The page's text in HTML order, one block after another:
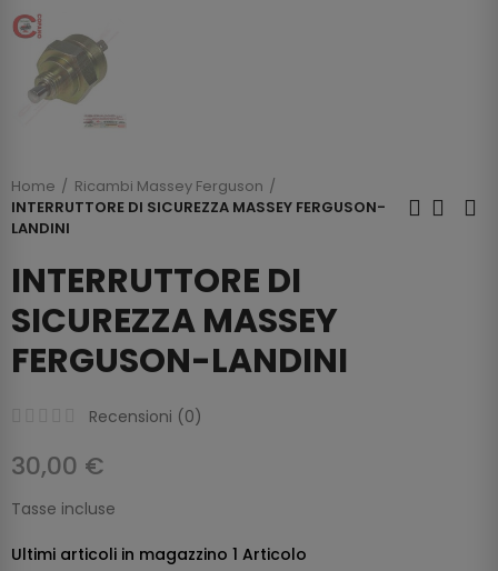
Home
Ricambi Massey Ferguson
INTERRUTTORE DI SICUREZZA MASSEY FERGUSON-
LANDINI
INTERRUTTORE DI
SICUREZZA MASSEY
FERGUSON-LANDINI
Recensioni (0)
30,00 €
Tasse incluse
Ultimi articoli in magazzino 1 Articolo